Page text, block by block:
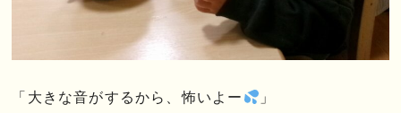
「大きな音がするから、怖いよー
」